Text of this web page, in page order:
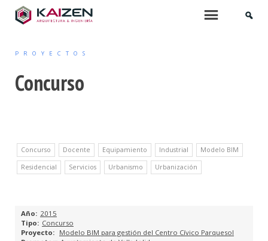
PROYECTOS DE EDIFICACIÓN
PROYECTOS DE URBANIZACIÓN
MOBILIARIO Y PAISAJISMO
PROYECTOS
Concurso
Concurso Docente Equipamiento Industrial Modelo BIM
Residencial Servicios Urbanismo Urbanización
2015
Concurso
Modelo BIM para gestión del Centro Cívico Parquesol